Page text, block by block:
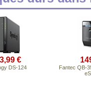
€
DS-124
Fantec QB-